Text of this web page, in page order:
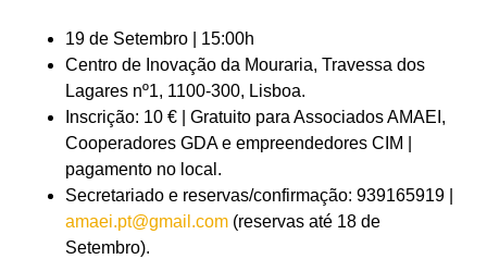
19 de Setembro | 15:00h
Centro de Inovação da Mouraria, Travessa dos
Lagares nº1, 1100-300, Lisboa.
Inscrição: 10 € | Gratuito para Associados AMAEI,
Cooperadores GDA e empreendedores CIM |
pagamento no local.
Secretariado e reservas/confirmação: 939165919 |
amaei.pt@gmail.com (reservas até 18 de
Setembro).